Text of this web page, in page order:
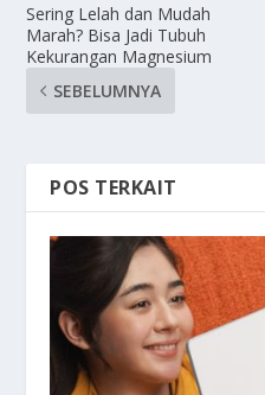
Sering Lelah dan Mudah
Marah? Bisa Jadi Tubuh
Kekurangan Magnesium
SEBELUMNYA
POS TERKAIT